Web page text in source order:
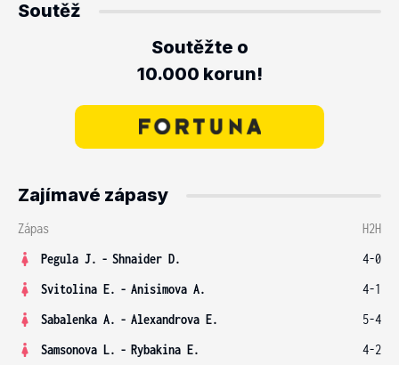
Soutěž
Soutěžte o
10.000 korun!
Zajímavé zápasy
Zápas
H2H
Pegula J. - Shnaider D.
4-0
Svitolina E. - Anisimova A.
4-1
Sabalenka A. - Alexandrova E.
5-4
Samsonova L. - Rybakina E.
4-2